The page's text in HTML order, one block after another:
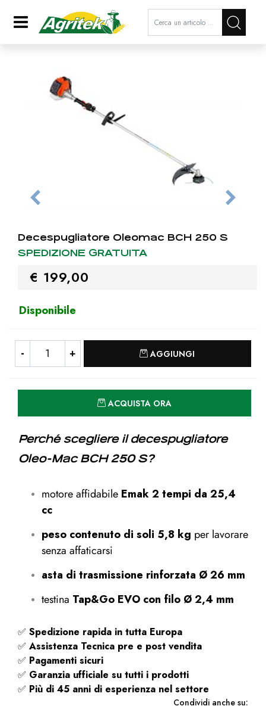
Open La modifica di un filtro
Decespugliatore Oleomac BCH 250 S
SPEDIZIONE GRATUITA
€ 199,00
Disponibile
AGGIUNGI
ACQUISTA ORA
Perché scegliere il decespugliatore
Oleo-Mac BCH 250 S?
motore affidabile Emak 2 tempi da 25,4
cc
peso contenuto di soli 5,8 kg per lavorare
senza affaticarsi
asta di trasmissione rinforzata Ø 26 mm
testina Tap&Go EVO con filo Ø 2,4 mm
✅ Spedizione rapida in tutta Europa
✅ Assistenza Tecnica pre e post vendita
✅ Pagamenti sicuri
✅ Garanzia ufficiale su tutti i prodotti
✅ Più di 45 anni di esperienza nel settore
Condividi anche su: